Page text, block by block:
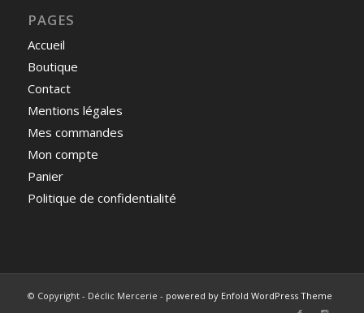
PAGES
Accueil
Boutique
Contact
Mentions légales
Mes commandes
Mon compte
Panier
Politique de confidentialité
© Copyright - Déclic Mercerie - powered by Enfold WordPress Theme